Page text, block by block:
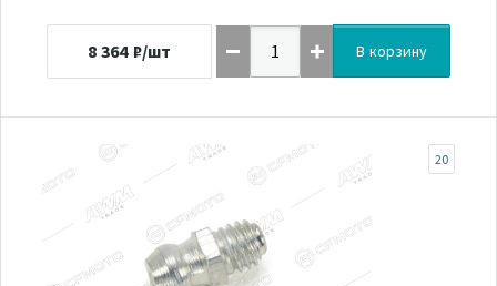
8 364 ₽/шт В корзину
20